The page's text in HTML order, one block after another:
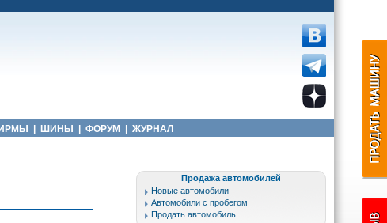
ШИНЫ ФОРУМ ЖУРНАЛ
Продажа автомобилей
Новые автомобили
Автомобили с пробегом
Продать автомобиль